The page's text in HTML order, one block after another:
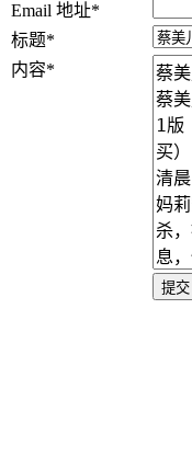
Email 地址*
标题*
内容*